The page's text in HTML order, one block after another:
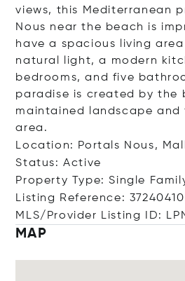
views, this Mediterranean
Nous near the beach is
have a spacious living
natural light, a modern
bedrooms, and five
paradise is created by the
maintained landscape and
area.
Location: Portals Nous,
Status: Active
Property Type: Single
Listing Reference:
MLS/Provider Listing ID:
MAP